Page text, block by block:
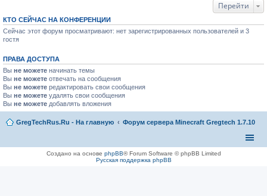
Перейти
КТО СЕЙЧАС НА КОНФЕРЕНЦИИ
Сейчас этот форум просматривают: нет зарегистрированных пользователей и 3
гостя
ПРАВА ДОСТУПА
Вы не можете начинать темы
Вы не можете отвечать на сообщения
Вы не можете редактировать свои сообщения
Вы не можете удалять свои сообщения
Вы не можете добавлять вложения
GregTechRus.Ru - На главную Форум сервера Minecraft Gregtech 1.7.10
Создано на основе phpBB® Forum Software © phpBB Limited
Русская поддержка phpBB